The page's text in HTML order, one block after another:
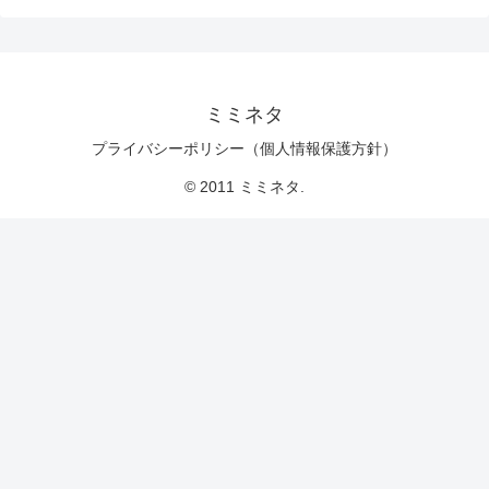
ミミネタ
プライバシーポリシー（個人情報保護方針）
© 2011 ミミネタ.